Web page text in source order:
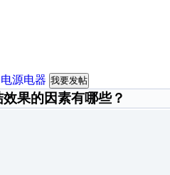
电源电器 我要发帖
果的因素有哪些？